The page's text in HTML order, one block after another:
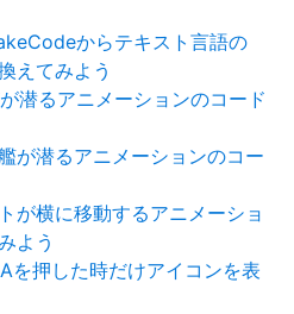
からテキスト言語の
えてみよう
潜るアニメーションのコード
が潜るアニメーションのコー
が横に移動するアニメーショ
よう
を押した時だけアイコンを表